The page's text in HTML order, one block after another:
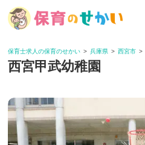
保育士求人の保育のせかい 兵庫県 西宮市
西宮甲武幼稚園